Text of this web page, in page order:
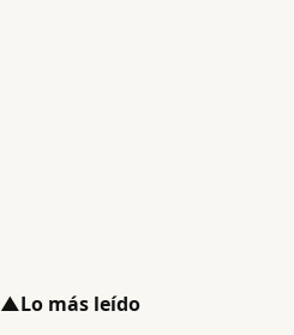
▲Lo más leído